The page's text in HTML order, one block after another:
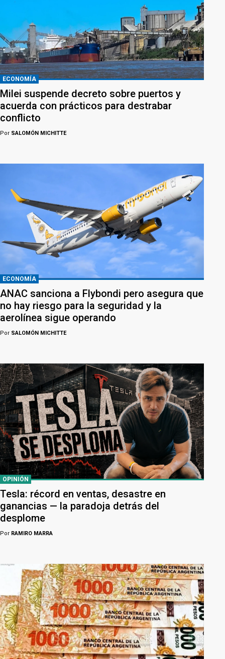
ECONOMÍA
Milei suspende decreto sobre puertos y
acuerda con prácticos para destrabar
conflicto
Por SALOMÓN MICHITTE
ECONOMÍA
ANAC sanciona a Flybondi pero asegura que
no hay riesgo para la seguridad y la
aerolínea sigue operando
Por SALOMÓN MICHITTE
OPINIÓN
Tesla: récord en ventas, desastre en
ganancias — la paradoja detrás del
desplome
Por RAMIRO MARRA